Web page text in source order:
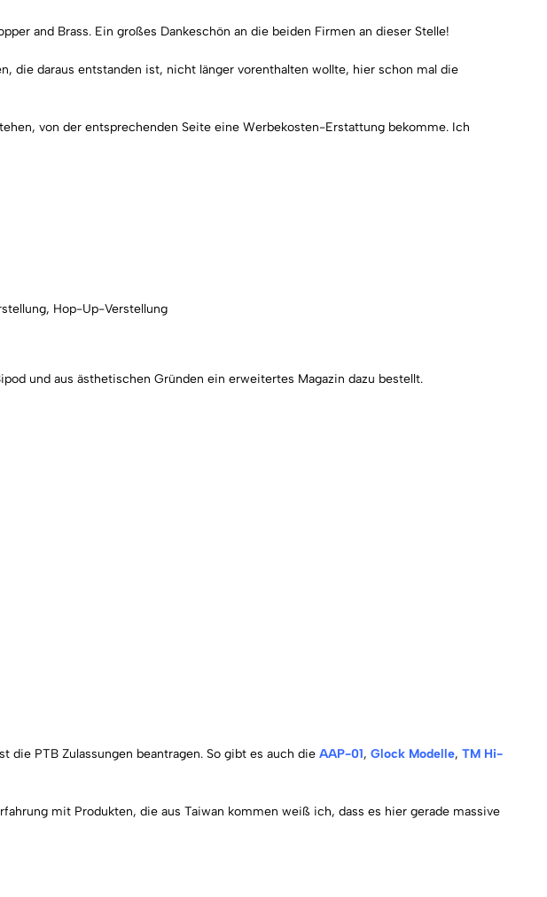
and Brass. Ein großes Dankeschön an die beiden Firmen an dieser Stelle!
die daraus entstanden ist, nicht länger vorenthalten wollte, hier schon mal die
von der entsprechenden Seite eine Werbekosten-Erstattung bekomme. Ich
Hop-Up-Verstellung
und aus ästhetischen Gründen ein erweitertes Magazin dazu bestellt.
die PTB Zulassungen beantragen. So gibt es auch die AAP-01, Glock Modelle, TM Hi-
mit Produkten, die aus Taiwan kommen weiß ich, dass es hier gerade massive